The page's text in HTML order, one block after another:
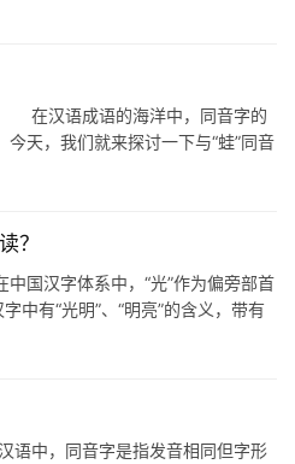
汉语成语的海洋中，同音字的
天，我们就来探讨一下与“蛙”同音
？
汉字体系中，“光”作为偏旁部首
中有“光明”、“明亮”的含义，带有
，同音字是指发音相同但字形